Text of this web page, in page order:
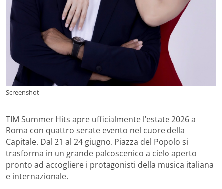
Screenshot
TIM Summer Hits apre ufficialmente l’estate 2026 a
Roma con quattro serate evento nel cuore della
Capitale. Dal 21 al 24 giugno, Piazza del Popolo si
trasforma in un grande palcoscenico a cielo aperto
pronto ad accogliere i protagonisti della musica italiana
e internazionale.